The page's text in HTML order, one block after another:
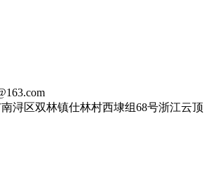
浔区双林镇仕林村西埭组68号浙江云顶